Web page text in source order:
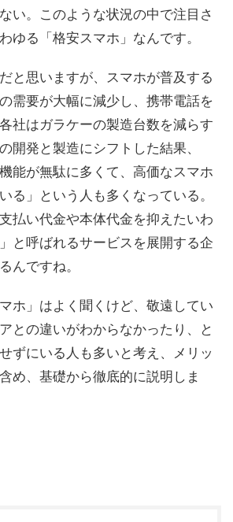
い。このような状況の中で注目さ
ゆる「格安スマホ」なんです。
と思いますが、スマホが普及する
需要が大幅に減少し、携帯電話を
社はガラケーの製造台数を減らす
開発と製造にシフトした結果、
能が無駄に多くて、高価なスマホ
る」という人も多くなっている。
払い代金や本体代金を抑えたいわ
と呼ばれるサービスを展開する企
んですね。
ホ」はよく聞くけど、敬遠してい
との違いがわからなかったり、と
ずにいる人も多いと考え、メリッ
め、基礎から徹底的に説明しま